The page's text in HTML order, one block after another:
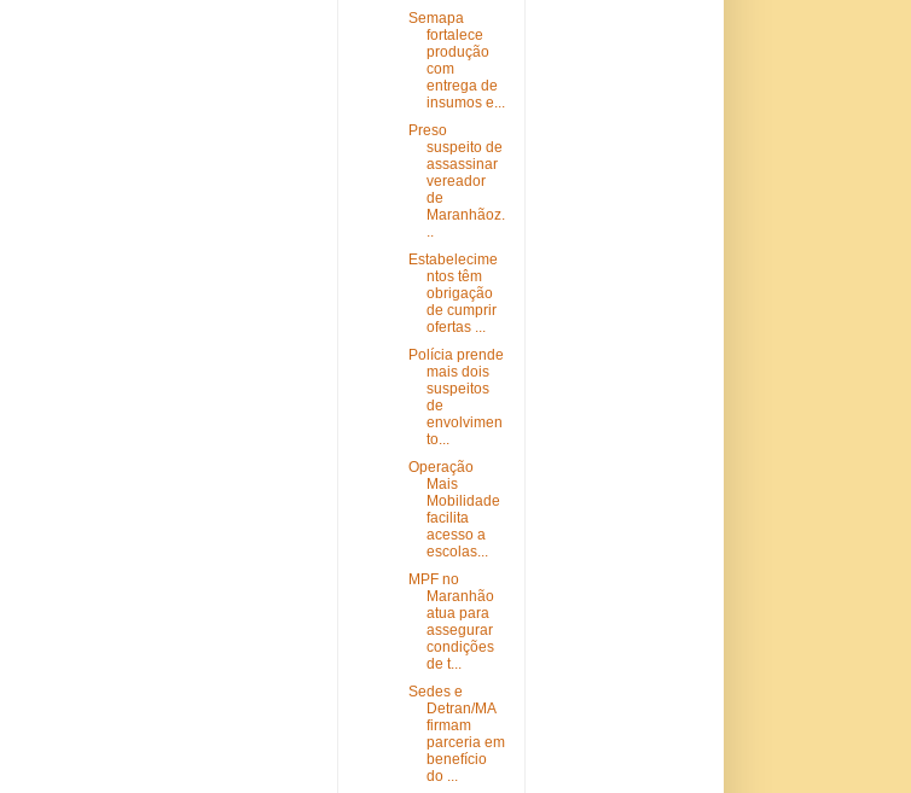
Semapa
fortalece
produção
com
entrega de
insumos e...
Preso
suspeito de
assassinar
vereador
de
Maranhãoz.
..
Estabelecime
ntos têm
obrigação
de cumprir
ofertas ...
Polícia prende
mais dois
suspeitos
de
envolvimen
to...
Operação
Mais
Mobilidade
facilita
acesso a
escolas...
MPF no
Maranhão
atua para
assegurar
condições
de t...
Sedes e
Detran/MA
firmam
parceria em
benefício
do ...